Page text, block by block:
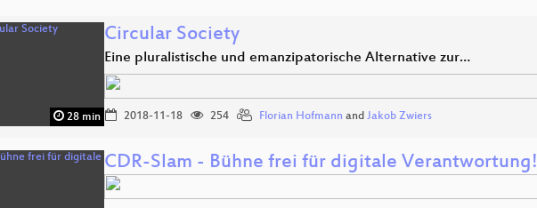
28 min
Circular Society
Eine pluralistische und emanzipatorische Alternative zur…
2018-11-18 254 Florian Hofmann and Jakob Zwiers
CDR-Slam - Bühne frei für digitale Verantwortung!